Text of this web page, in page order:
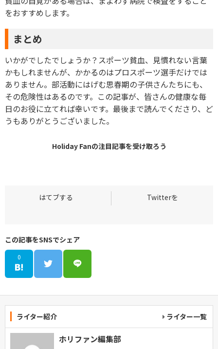
をおすすめします。
まとめ
いかがでしたでしょうか？スポーツ貧血、見慣れない言葉
かもしれませんが、かかるのはプロスポーツ選手だけでは
ありません。部活動にはげむ思春期の子供さんたちにも、
その危険性はあるのです。この記事が、皆さんの健康な毎
日のお役に立てれば幸いです。最後まで読んでくださり、ど
うもありがとうございました。
Holiday Fanの注目記事を受け取ろう
この記事をSNSでシェア
0
ライター紹介 ライター一覧
ホリファン編集部